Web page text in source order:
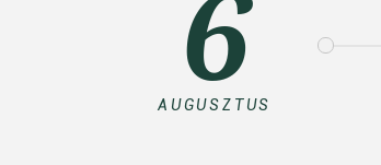
AUGUSZTUS